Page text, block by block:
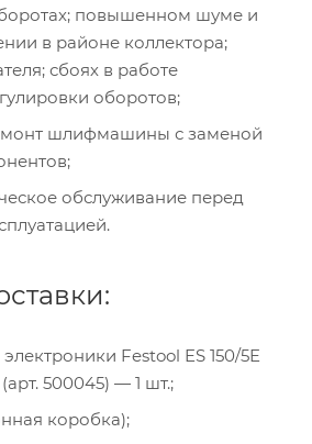
повышенном шуме и
в районе коллектора;
сбоях в работе
оборотов;
шлифмашины с заменой
обслуживание перед
Festool ES 150/5E
500045) — 1 шт.;
коробка);